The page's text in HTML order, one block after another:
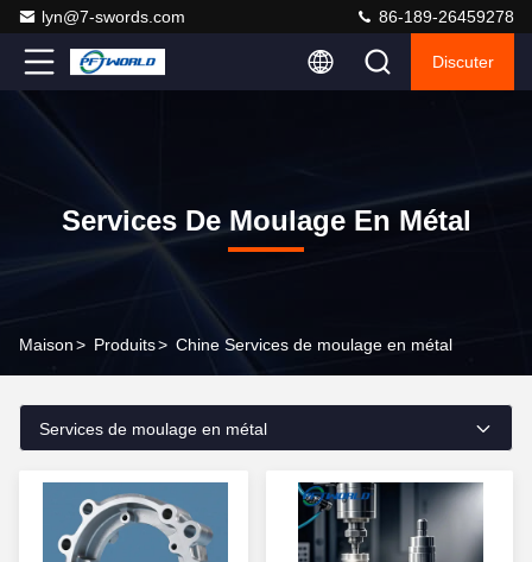
lyn@7-swords.com 86-189-26459278
Discuter
Services De Moulage En Métal
Maison> Produits> Chine Services de moulage en métal
Services de moulage en métal